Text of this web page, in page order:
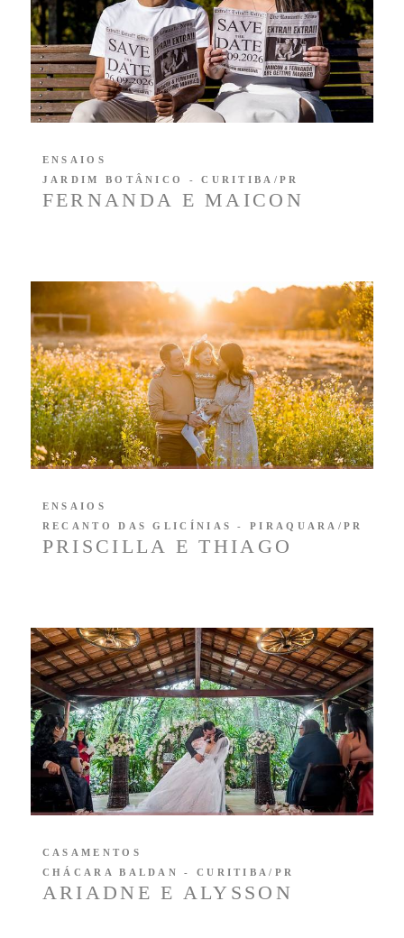
FERNANDA E MAICON
ENSAIOS
JARDIM BOTÂNICO - CURITIBA/PR
PRISCILLA E THIAGO
ENSAIOS
RECANTO DAS GLICÍNIAS - PIRAQUARA/PR
ARIADNE E ALYSSON
CASAMENTOS
CHÁCARA BALDAN - CURITIBA/PR